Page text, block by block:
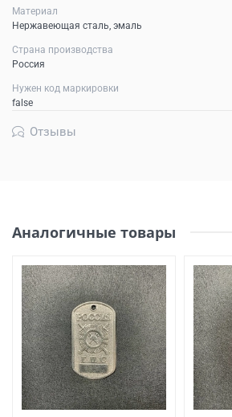
Материал
Нержавеющая сталь, эмаль
Страна производства
Россия
Нужен код маркировки
false
Отзывы
Аналогичные товары